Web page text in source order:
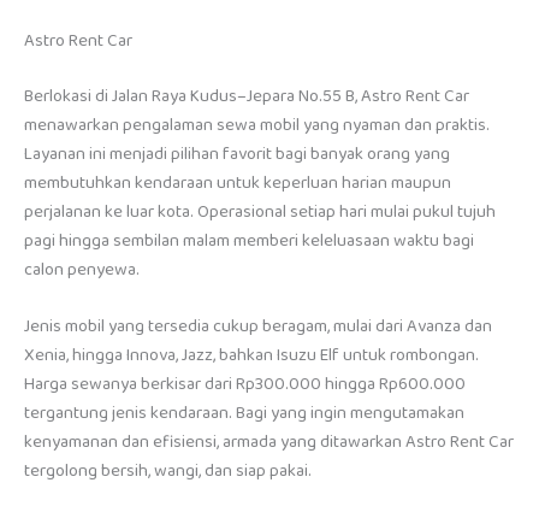
Astro Rent Car
Berlokasi di Jalan Raya Kudus–Jepara No.55 B, Astro Rent Car
menawarkan pengalaman sewa mobil yang nyaman dan praktis.
Layanan ini menjadi pilihan favorit bagi banyak orang yang
membutuhkan kendaraan untuk keperluan harian maupun
perjalanan ke luar kota. Operasional setiap hari mulai pukul tujuh
pagi hingga sembilan malam memberi keleluasaan waktu bagi
calon penyewa.
Jenis mobil yang tersedia cukup beragam, mulai dari Avanza dan
Xenia, hingga Innova, Jazz, bahkan Isuzu Elf untuk rombongan.
Harga sewanya berkisar dari Rp300.000 hingga Rp600.000
tergantung jenis kendaraan. Bagi yang ingin mengutamakan
kenyamanan dan efisiensi, armada yang ditawarkan Astro Rent Car
tergolong bersih, wangi, dan siap pakai.